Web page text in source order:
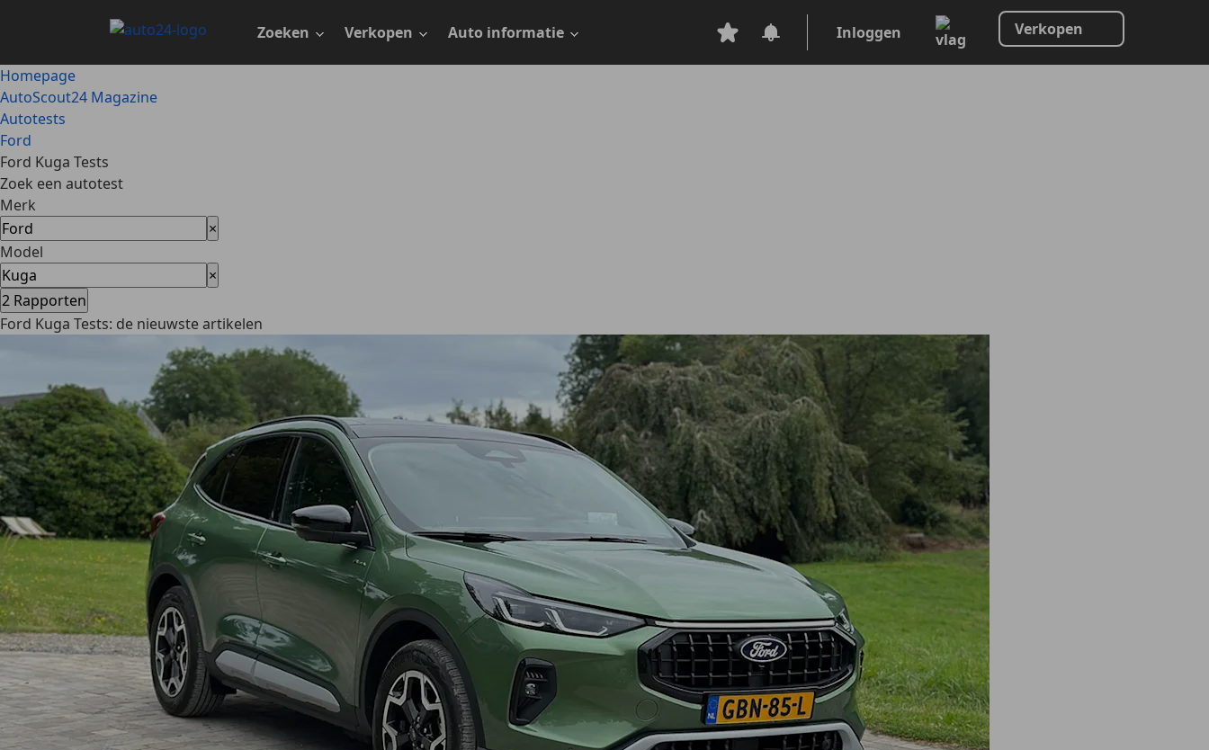
Zoeken Verkopen Auto informatie Inloggen Verkopen
Homepage
AutoScout24 Magazine
Autotests
Ford
Ford Kuga Tests
Zoek een autotest
Merk
×
Model
×
2 Rapporten
Ford Kuga Tests: de nieuwste artikelen